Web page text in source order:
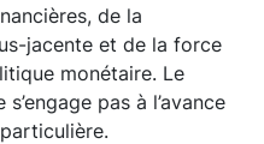
de la
jacente et de la force
monétaire. Le
pas à l’avance